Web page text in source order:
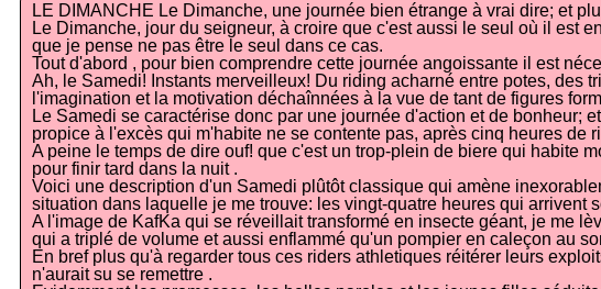
LE DIMANCHE Le Dimanche, une journée bien étrange à vrai dire; et
Le Dimanche, jour du seigneur, à croire que c'est aussi le seul où il est
que je pense ne pas être le seul dans ce cas.
Tout d'abord , pour bien comprendre cette journée angoissante il est
Ah, le Samedi! Instants merveilleux! Du riding acharné entre potes, des
l'imagination et la motivation déchaînnées à la vue de tant de figures
Le Samedi se caractérise donc par une journée d'action et de bonheur;
propice à l'excès qui m'habite ne se contente pas, après cinq heures de
A peine le temps de dire ouf! que c'est un trop-plein de biere qui habite
pour finir tard dans la nuit .
Voici une description d'un Samedi plûtôt classique qui amène
situation dans laquelle je me trouve: les vingt-quatre heures qui arrivent
A l'image de KafKa qui se réveillait transformé en insecte géant, je me
qui a triplé de volume et aussi enflammé qu'un pompier en caleçon au
En bref plus qu'à regarder tous ces riders athletiques réitérer leurs
n'aurait su se remettre .